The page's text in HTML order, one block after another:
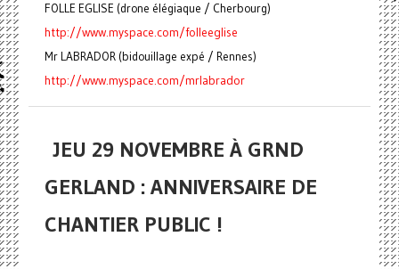
FOLLE EGLISE (drone élégiaque / Cherbourg)
http://www.myspace.com/folleeglise
Mr LABRADOR (bidouillage expé / Rennes)
http://www.myspace.com/mrlabrador
JEU 29 NOVEMBRE À GRND
GERLAND : ANNIVERSAIRE DE
CHANTIER PUBLIC !